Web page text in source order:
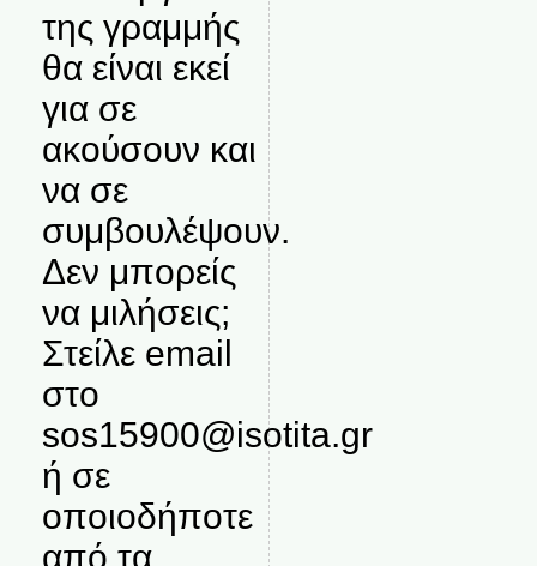
της γραμμής
θα είναι εκεί
για σε
ακούσουν και
να σε
συμβουλέψουν.
Δεν μπορείς
να μιλήσεις;
Στείλε email
στο
sos15900@isotita.gr
ή σε
οποιοδήποτε
από τα